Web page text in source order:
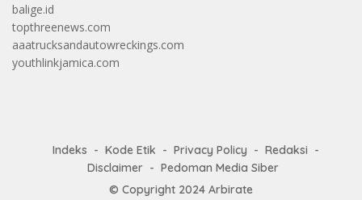
balige.id
topthreenews.com
aaatrucksandautowreckings.com
youthlinkjamica.com
Indeks Kode Etik Privacy Policy
Redaksi
Disclaimer
Pedoman Media Siber
© Copyright 2024 Arbirate